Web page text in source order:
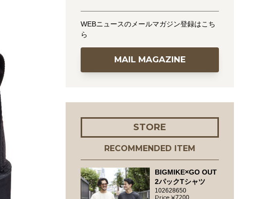
WEBニュースのメールマガジン登録はこち
ら
MAIL MAGAZINE
STORE
RECOMMENDED ITEM
BIGMIKE×GO OUT
2パックTシャツ
102628650
7200